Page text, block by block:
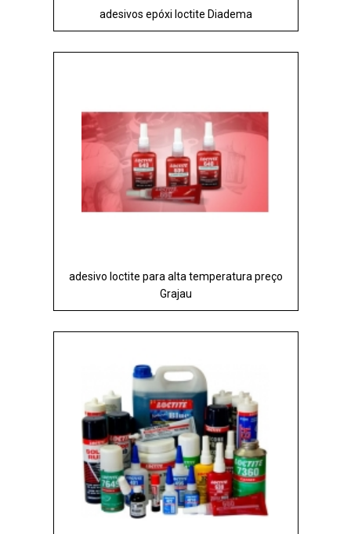
adesivos epóxi loctite Diadema
adesivo loctite para alta temperatura preço
Grajau